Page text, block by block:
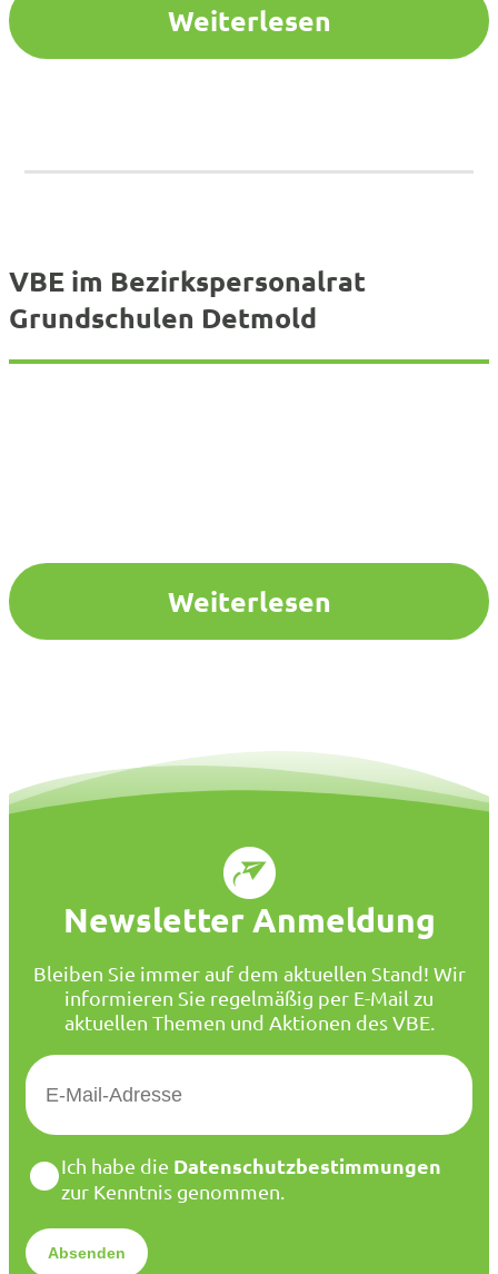
Weiterlesen
VBE im Bezirkspersonalrat
Grundschulen Detmold
Weiterlesen
Newsletter Anmeldung
Bleiben Sie immer auf dem aktuellen Stand! Wir
informieren Sie regelmäßig per E-Mail zu
aktuellen Themen und Aktionen des VBE.
E
M
*
D
a
e
n
Ich habe die Datenschutzbestimmungen
zur Kenntnis genommen.